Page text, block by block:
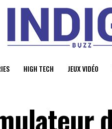
HIGH TECH JEUX VIDÉO